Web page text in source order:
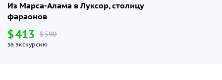
Из Марса-Алама в Луксор, столицу
фараонов
$590
$413
за экскурсию